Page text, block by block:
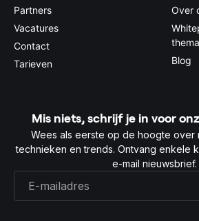
Partners
Vacatures
Contact
Tarieven
Over
Blog
Mis niets, schrijf je in voor
Wees als eerste op de hoogte over
technieken en trends. Ontvang enkele
e-mail nieuwsbrief.